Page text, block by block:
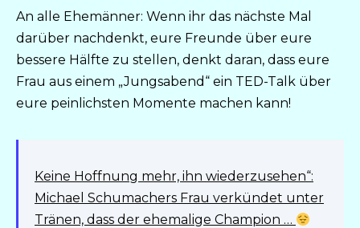
An alle Ehemänner: Wenn ihr das nächste Mal
darüber nachdenkt, eure Freunde über eure
bessere Hälfte zu stellen, denkt daran, dass eure
Frau aus einem „Jungsabend“ ein TED-Talk über
eure peinlichsten Momente machen kann!
Keine Hoffnung mehr, ihn wiederzusehen“:
Michael Schumachers Frau verkündet unter
Tränen, dass der ehemalige Champion …